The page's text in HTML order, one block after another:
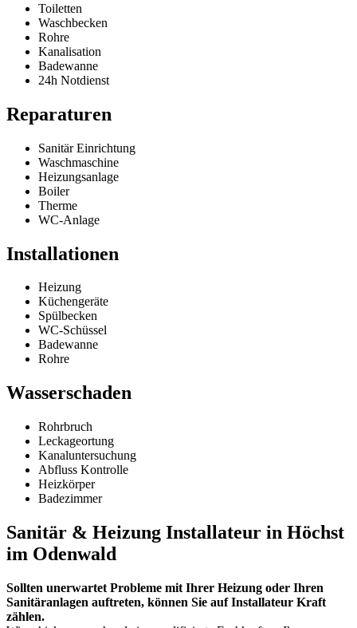
Toiletten
Waschbecken
Rohre
Kanalisation
Badewanne
24h Notdienst
Reparaturen
Sanitär Einrichtung
Waschmaschine
Heizungsanlage
Boiler
Therme
WC-Anlage
Installationen
Heizung
Küchengeräte
Spülbecken
WC-Schüssel
Badewanne
Rohre
Wasserschaden
Rohrbruch
Leckageortung
Kanaluntersuchung
Abfluss Kontrolle
Heizkörper
Badezimmer
Sanitär & Heizung Installateur in Höchst
im Odenwald
Sollten unerwartet Probleme mit Ihrer Heizung oder Ihren
Sanitäranlagen auftreten, können Sie auf Installateur Kraft
zählen.